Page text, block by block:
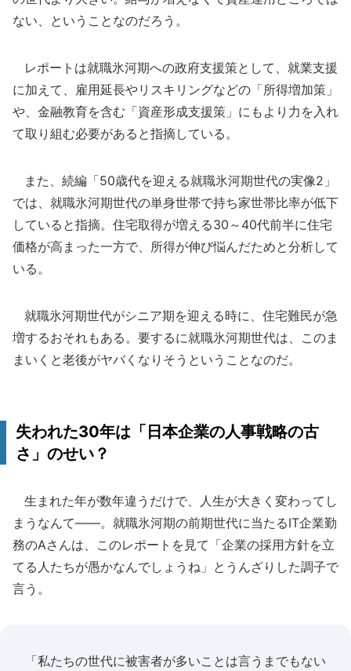
ない、ということなのだろう。
レポートは就職氷河期への政府支援策として、就業支援
に加えて、雇用延長やリスキリングなどの「所得増加策」
や、金融教育を含む「資産形成支援策」にもより力を入れ
て取り組む必要があると指摘している。
また、続編「50歳代を迎える就職氷河期世代の実像2」
では、就職氷河期世代の単身世帯で持ち家世帯比率が低下
していると指摘。住宅取得が増える30～40代前半に住宅
価格が高まった一方で、所得が伸び悩んだためと分析して
いる。
就職氷河期世代がシニア期を迎える時に、住宅難民が急
増するおそれもある。要するに就職氷河期世代は、このま
まいくと老後がヤバくなりそうということなのだ。
失われた30年は「日本企業の人事戦略の古
さ」のせい？
生まれた年が数年違うだけで、人生が大きく変わってし
まうなんて――。就職氷河期の前期世代に当たるIT企業勤
務のAさんは、このレポートを見て「企業の採用方針を立
てる人たちが愚かなんでしょうね」とうんざりした調子で
言う。
「私たちの世代に被害者が多いことは言うまでもない